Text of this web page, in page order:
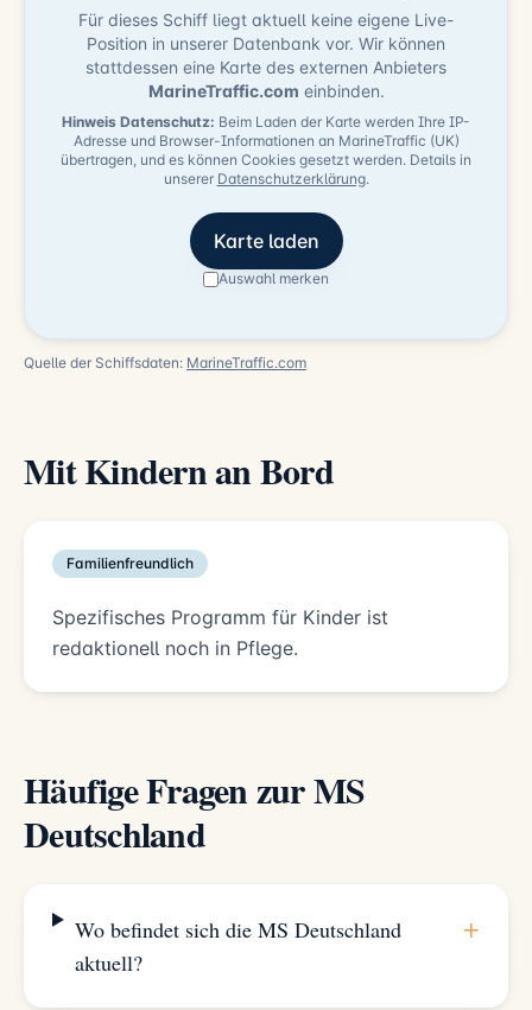
Für dieses Schiff liegt aktuell keine eigene Live-
Position in unserer Datenbank vor. Wir können
stattdessen eine Karte des externen Anbieters
MarineTraffic.com einbinden.
Hinweis Datenschutz: Beim Laden der Karte werden Ihre IP-
Adresse und Browser-Informationen an MarineTraffic (UK)
übertragen, und es können Cookies gesetzt werden. Details in
unserer Datenschutzerklärung.
Karte laden
Auswahl merken
Quelle der Schiffsdaten: MarineTraffic.com
Mit Kindern an Bord
Familienfreundlich
Spezifisches Programm für Kinder ist
redaktionell noch in Pflege.
Häufige Fragen zur MS
Deutschland
Wo befindet sich die MS Deutschland
aktuell?
+